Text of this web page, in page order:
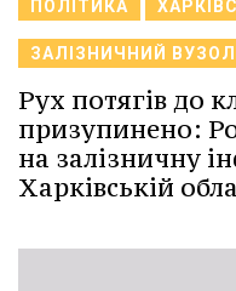
ПОЛІТИКА
ЗАЛІЗНИЧНИЙ ВУЗОЛ
Рух потягів до
призупинено:
на залізничну
Харківській